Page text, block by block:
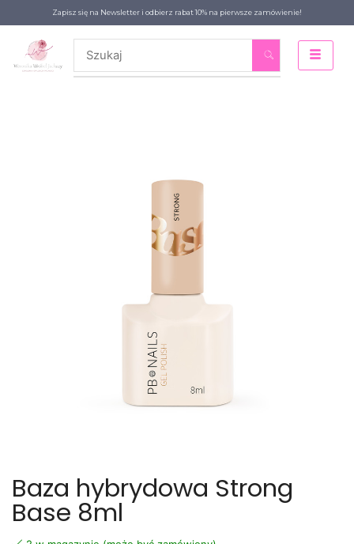
Zapisz się na Newsletter i odbierz rabat 10% na pierwsze zamówienie!
Baza hybrydowa Strong
Base 8ml